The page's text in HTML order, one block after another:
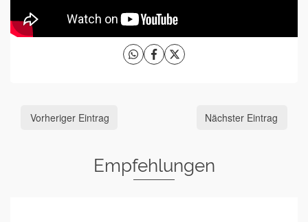
Vorheriger Eintrag Nächster Eintrag
Empfehlungen